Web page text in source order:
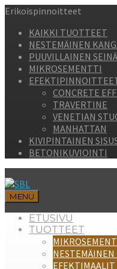
Erikoispinnoitteet
KAIKKI TUOTTEET
NESTEMÄINEN
PUUVILLAINEN
MIKROSEMENTTI
CONCRETE
TRAVERTINE
VENETIAN
MANHATTAN
KIVIPINTAINEN
BETONIKUVIOINTI
MENU
ETUSIVU
TUOTTEET